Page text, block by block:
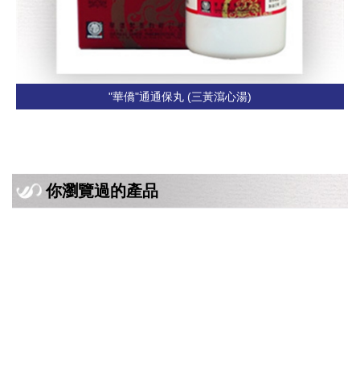
"華僑"通通保丸 (三黃瀉心湯)
你瀏覽過的產品